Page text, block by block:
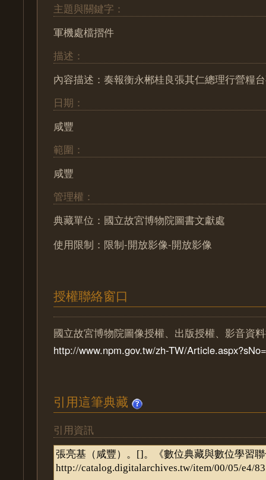
主題與關鍵字：
軍機處檔摺件
描述：
內容描述：奏報衡永郴桂良張其仁總理行營糧
日期：
咸豐
範圍：
咸豐
管理權：
典藏單位：國立故宮博物院圖書文獻處
使用限制：限制-開放影像-開放影像
授權聯絡窗口
國立故宮博物院圖像授權、出版授權、影音資
http://www.npm.gov.tw/zh-TW/
引用這筆典藏
引用資訊